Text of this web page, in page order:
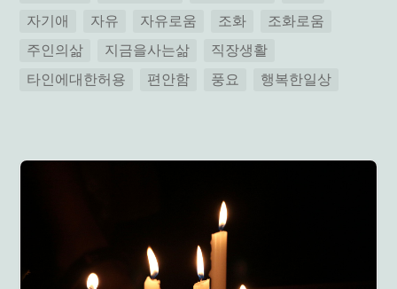
자기애
자유 자유로움 조화
조화로움
주인의삶
지금을사는삶
직장생활
타인에대한허용
편안함 풍요 행복한일상